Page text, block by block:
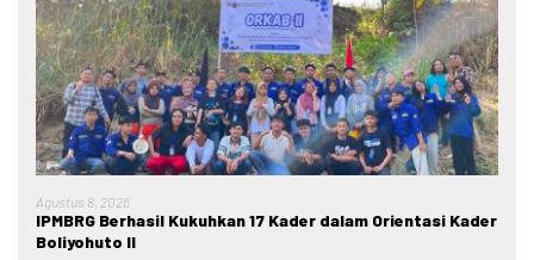
Agustus 8, 2026
IPMBRG Berhasil Kukuhkan 17 Kader dalam Orientasi Kader
Boliyohuto II